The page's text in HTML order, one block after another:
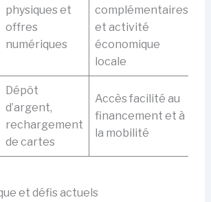
physiques et
offres
numériques
complémentaires
et activité
économique
locale
Dépôt
d’argent,
rechargement
de cartes
Accès facilité au
financement et à
la mobilité
et défis actuels